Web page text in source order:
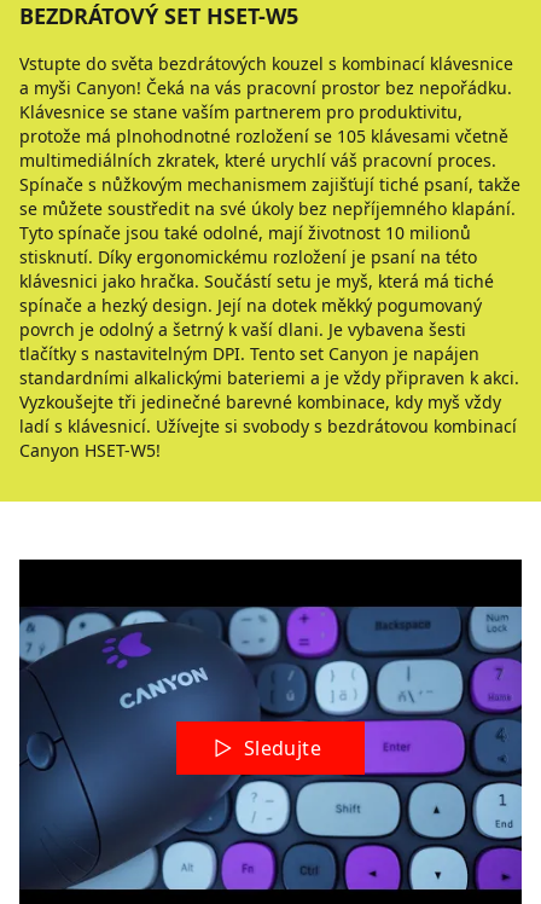
BEZDRÁTOVÝ SET HSET-W5
Vstupte do světa bezdrátových kouzel s kombinací klávesnice
a myši Canyon! Čeká na vás pracovní prostor bez nepořádku.
Klávesnice se stane vaším partnerem pro produktivitu,
protože má plnohodnotné rozložení se 105 klávesami včetně
multimediálních zkratek, které urychlí váš pracovní proces.
Spínače s nůžkovým mechanismem zajišťují tiché psaní, takže
se můžete soustředit na své úkoly bez nepříjemného klapání.
Tyto spínače jsou také odolné, mají životnost 10 milionů
stisknutí. Díky ergonomickému rozložení je psaní na této
klávesnici jako hračka. Součástí setu je myš, která má tiché
spínače a hezký design. Její na dotek měkký pogumovaný
povrch je odolný a šetrný k vaší dlani. Je vybavena šesti
tlačítky s nastavitelným DPI. Tento set Canyon je napájen
standardními alkalickými bateriemi a je vždy připraven k akci.
Vyzkoušejte tři jedinečné barevné kombinace, kdy myš vždy
ladí s klávesnicí. Užívejte si svobody s bezdrátovou kombinací
Canyon HSET-W5!
Sledujte